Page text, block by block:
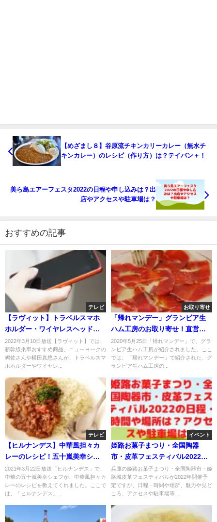
【めざまし８】谷原流チキンカリーカレー（無水チ
キンカレー）のレシピ（作り方）は？テイバン＋！
美ら島エアーフェスタ2022の日程や申し込みは？出
店やアクセスや駐車場は？
おすすめの記事
テレビ
【ラヴィット】トラベルスマホ
ホルダー・ワイヤレスヘッドホ
ンWH-1000XM4のお取り寄せ！3
月10日
2022年3月10日放送【ラヴィット】では、
新幹線乗車おすすめ商品、ニューヨークの
嶋佐さんや横田真悠さんが、トラベルスマ
ホホルダーやワイヤレ...
お取り寄せ
「帰れマンデー」グランビア生
ハム工房のお取り寄せ！直営店
は？
2020年5月25日「帰れマンデー」で、グラ
ンビア生ハム工房が紹介されました。ここ
では、「帰れマンデー」で紹介された、グ
ランビア生ハム工房の...
テレビ
【ヒルナンデス】中華風担々カ
レーのレシピ！五十嵐美幸シェ
フ伝授！3月22日
2021年3月22日放送「ヒルナンデス」で、
中華の五十嵐美幸シェフが、中華風担々カ
レーのレシピを教えてくれました。ここで
は、「ヒルナンデス」...
イベント
姫路お菓子まつり・全国陶器
市・皮革フェスティバル2022の
日程・時間や場所は？アクセス
や駐車場は？
兵庫の姫路お菓子まつり・全国陶器市・姫
路城皮革フェスティバルが2022年開催予
定ですが、日程・時間や場所、魅力や見ど
ころ、アクセスや駐車場等...